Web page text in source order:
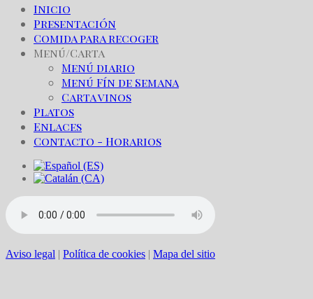
Inicio
Presentación
Comida para recoger
Menú/Carta
Menú diario
Menú Fín de Semana
Carta vinos
Platos
Enlaces
Contacto - Horarios
Aviso legal | Política de cookies | Mapa del sitio